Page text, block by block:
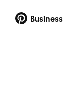
Business